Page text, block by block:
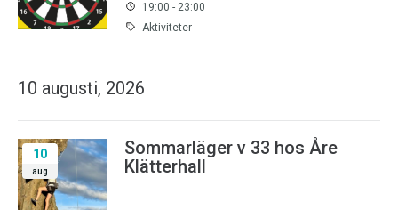
19:00 - 23:00
Aktiviteter
10 augusti, 2026
10
aug
Sommarläger v 33 hos Åre
Klätterhall